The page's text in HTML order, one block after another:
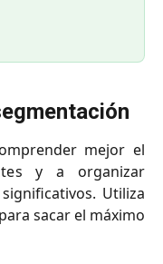
mejor el
y a organizar
Utiliza
sacar el máximo